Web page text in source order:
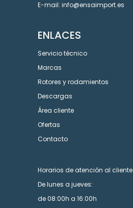
E-mail: info@ensaimport.es
ENLACES
Servicio técnico
Marcas
Rotores y rodamientos
Descargas
Área cliente
Ofertas
Contacto
Horarios de atención al cliente
De lunes a jueves:
de 08:00h a 16:00h